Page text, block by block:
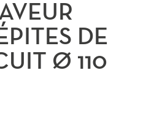
DE
Ø 110